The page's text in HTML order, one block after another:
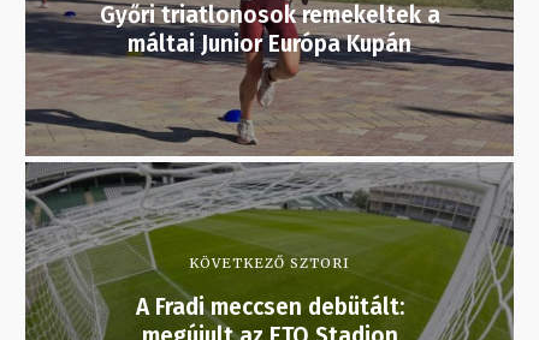
Győri triatlonosok remekeltek a
máltai Junior Európa Kupán
KÖVETKEZŐ SZTORI
A Fradi meccsen debütált: